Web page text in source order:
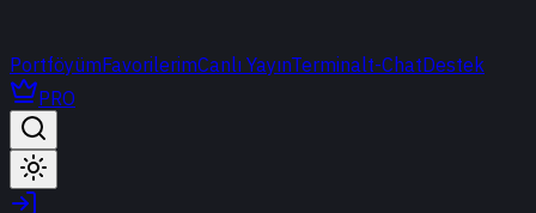
PortföyümFavorilerimCanlı YayınTerminalt-ChatDestek
PRO